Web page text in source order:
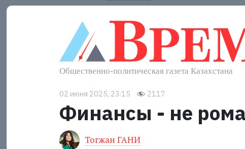
02 июня 2025, 23:15 2117
Финансы - не
Тогжан ГАНИ